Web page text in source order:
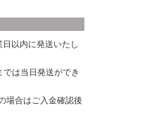
以内に発送いたし
は当日発送ができ
場合はご入金確認後